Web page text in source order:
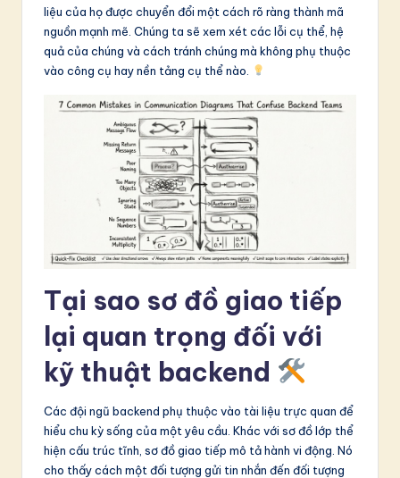
ft
w
In
liệu của họ được chuyển đổi một cách rõ ràng thành mã
nguồn mạnh mẽ. Chúng ta sẽ xem xét các lỗi cụ thể, hệ
quả của chúng và cách tránh chúng mà không phụ thuộc
vào công cụ hay nền tảng cụ thể nào.
Tại sao sơ đồ giao tiếp
lại quan trọng đối với
kỹ thuật backend
Các đội ngũ backend phụ thuộc vào tài liệu trực quan để
hiểu chu kỳ sống của một yêu cầu. Khác với sơ đồ lớp thể
hiện cấu trúc tĩnh, sơ đồ giao tiếp mô tả hành vi động. Nó
cho thấy cách một đối tượng gửi tin nhắn đến đối tượng